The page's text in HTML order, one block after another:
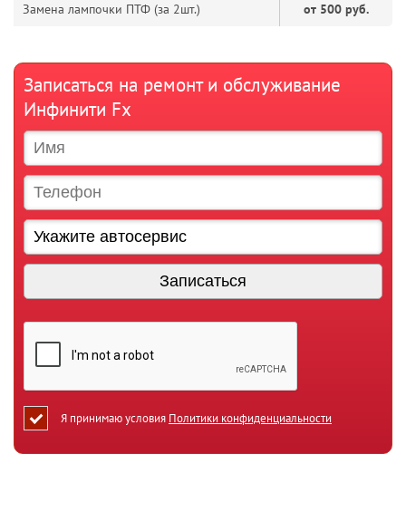
Замена лампочки ПТФ (за 2шт.) от 500 руб.
Записаться на ремонт и обслуживание
Инфинити Fx
Я принимаю условия Политики конфиденциальности